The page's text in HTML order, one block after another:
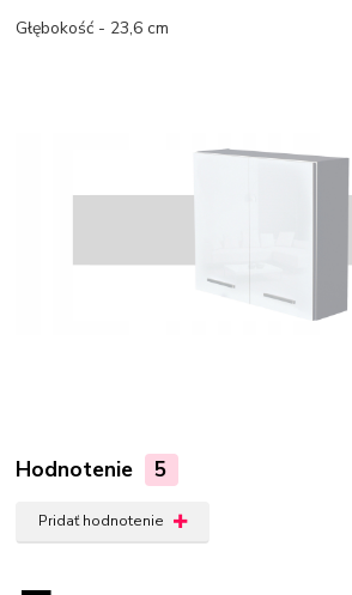
Głębokość - 23,6 cm
Hodnotenie 5
Pridať hodnotenie